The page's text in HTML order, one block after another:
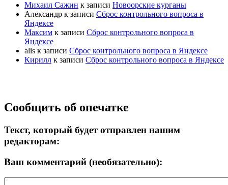
Михаил Сажин к записи Новоорские курганы
Александр к записи Сброс контрольного вопроса в
Яндексе
Максим к записи Сброс контрольного вопроса в
Яндексе
alis к записи Сброс контрольного вопроса в Яндексе
Кирилл к записи Сброс контрольного вопроса в Яндексе
Прокрутка
вверх
Сообщить об опечатке
Текст, который будет отправлен нашим
редакторам:
Ваш комментарий (необязательно):